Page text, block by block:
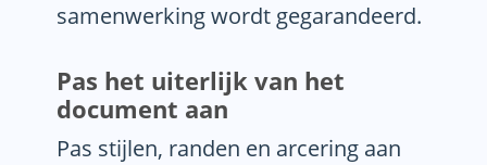
samenwerking wordt gegarandeerd.
Pas het uiterlijk van het
document aan
Pas stijlen, randen en arcering aan